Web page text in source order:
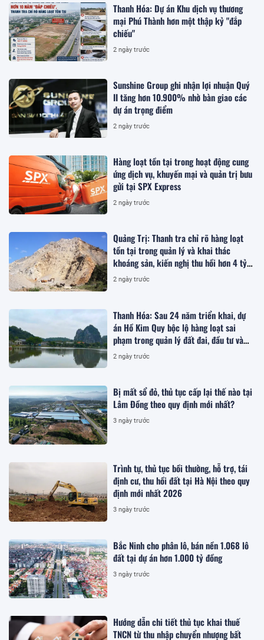
Thanh Hóa: Dự án Khu dịch vụ thương
mại Phú Thành hơn một thập kỷ "đắp
chiếu"
2 ngày trước
Sunshine Group ghi nhận lợi nhuận Quý
II tăng hơn 10.900% nhờ bàn giao các
dự án trọng điểm
2 ngày trước
Hàng loạt tồn tại trong hoạt động cung
ứng dịch vụ, khuyến mại và quản trị bưu
gửi tại SPX Express
2 ngày trước
Quảng Trị: Thanh tra chỉ rõ hàng loạt
tồn tại trong quản lý và khai thác
khoáng sản, kiến nghị thu hồi hơn 4 tỷ
đồng
2 ngày trước
Thanh Hóa: Sau 24 năm triển khai, dự
án Hồ Kim Quy bộc lộ hàng loạt sai
phạm trong quản lý đất đai, đầu tư và
quy hoạch
2 ngày trước
Bị mất sổ đỏ, thủ tục cấp lại thế nào tại
Lâm Đồng theo quy định mới nhất?
3 ngày trước
Trình tự, thủ tục bồi thường, hỗ trợ, tái
định cư, thu hồi đất tại Hà Nội theo quy
định mới nhất 2026
3 ngày trước
Bắc Ninh cho phân lô, bán nền 1.068 lô
đất tại dự án hơn 1.000 tỷ đồng
3 ngày trước
Hướng dẫn chi tiết thủ tục khai thuế
TNCN từ thu nhập chuyển nhượng bất